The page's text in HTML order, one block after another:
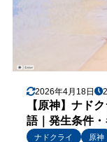
2026年4月18日
【原神】ナド
語｜発生条件・
ナドクライ
原神